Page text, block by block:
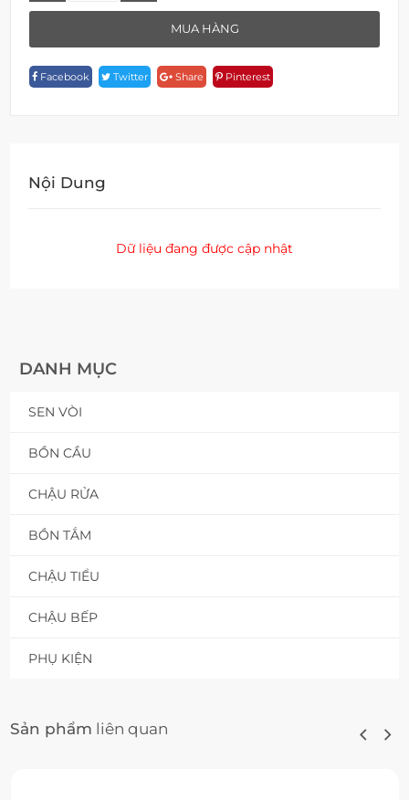
DANH MỤC
SEN VÒI
BỒN CẦU
CHẬU RỬA
BỒN TẮM
CHẬU TIỂU
CHẬU BẾP
PHỤ KIỆN
MUA HÀNG
Facebook Twitter Share Pinterest
Nội Dung
Dữ liệu đang được cập nhật
Sản phẩm liên quan